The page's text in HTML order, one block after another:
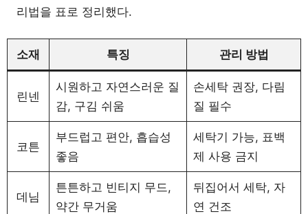
리법을 표로 정리했다.
소재 특징 관리 방법
린넨
시원하고 자연스러운 질
감, 구김 쉬움
손세탁 권장, 다림
질 필수
코튼
부드럽고 편안, 흡습성
좋음
세탁기 가능, 표백
제 사용 금지
데님
튼튼하고 빈티지 무드,
약간 무거움
뒤집어서 세탁, 자
연 건조